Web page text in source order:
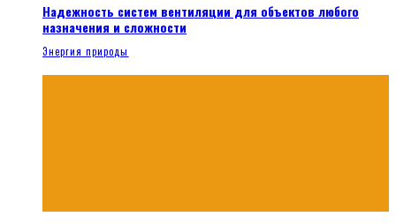
Надежность систем вентиляции для объектов любого
назначения и сложности
Энергия природы